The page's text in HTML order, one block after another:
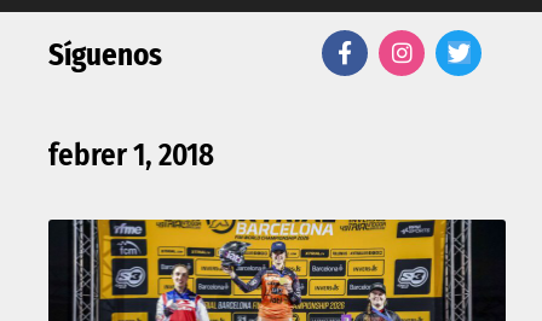
Síguenos
febrer 1, 2018